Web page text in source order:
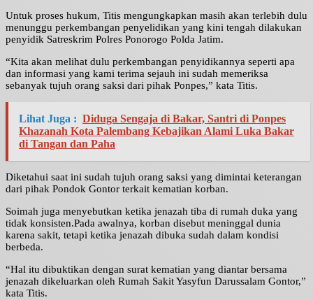
Untuk proses hukum, Titis mengungkapkan masih akan terlebih dulu
menunggu perkembangan penyelidikan yang kini tengah dilakukan
penyidik Satreskrim Polres Ponorogo Polda Jatim.
“Kita akan melihat dulu perkembangan penyidikannya seperti apa
dan informasi yang kami terima sejauh ini sudah memeriksa
sebanyak tujuh orang saksi dari pihak Ponpes,” kata Titis.
Lihat Juga : Diduga Sengaja di Bakar, Santri di Ponpes
Khazanah Kota Palembang Kebajikan Alami Luka Bakar
di Tangan dan Paha
Diketahui saat ini sudah tujuh orang saksi yang dimintai keterangan
dari pihak Pondok Gontor terkait kematian korban.
Soimah juga menyebutkan ketika jenazah tiba di rumah duka yang
tidak konsisten.Pada awalnya, korban disebut meninggal dunia
karena sakit, tetapi ketika jenazah dibuka sudah dalam kondisi
berbeda.
“Hal itu dibuktikan dengan surat kematian yang diantar bersama
jenazah dikeluarkan oleh Rumah Sakit Yasyfun Darussalam Gontor,”
kata Titis.